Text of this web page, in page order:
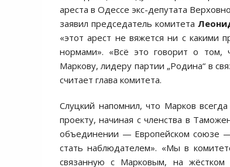
ареста в Одессе экс-депутата
заявил председатель комитета
«этот арест не вяжется ни с какими
нормами». «Всё это говорит о том,
Маркову, лидеру партии „Родина“ в
считает глава комитета.
Слуцкий напомнил, что Марков
проекту, начиная с членства в
объединении — Европейском союзе
стать наблюдателем». «Мы в
связанную с Марковым, на жёстком